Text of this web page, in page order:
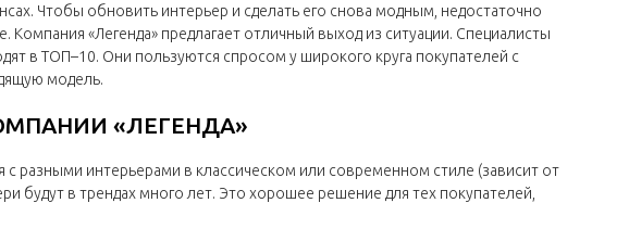
Чтобы обновить интерьер и сделать его снова модным, недостаточно
«Легенда» предлагает отличный выход из ситуации. Специалисты
в ТОП–10. Они пользуются спросом у широкого круга покупателей с
модель.
«ЛЕГЕНДА»
разными интерьерами в классическом или современном стиле (зависит от
в трендах много лет. Это хорошее решение для тех покупателей,